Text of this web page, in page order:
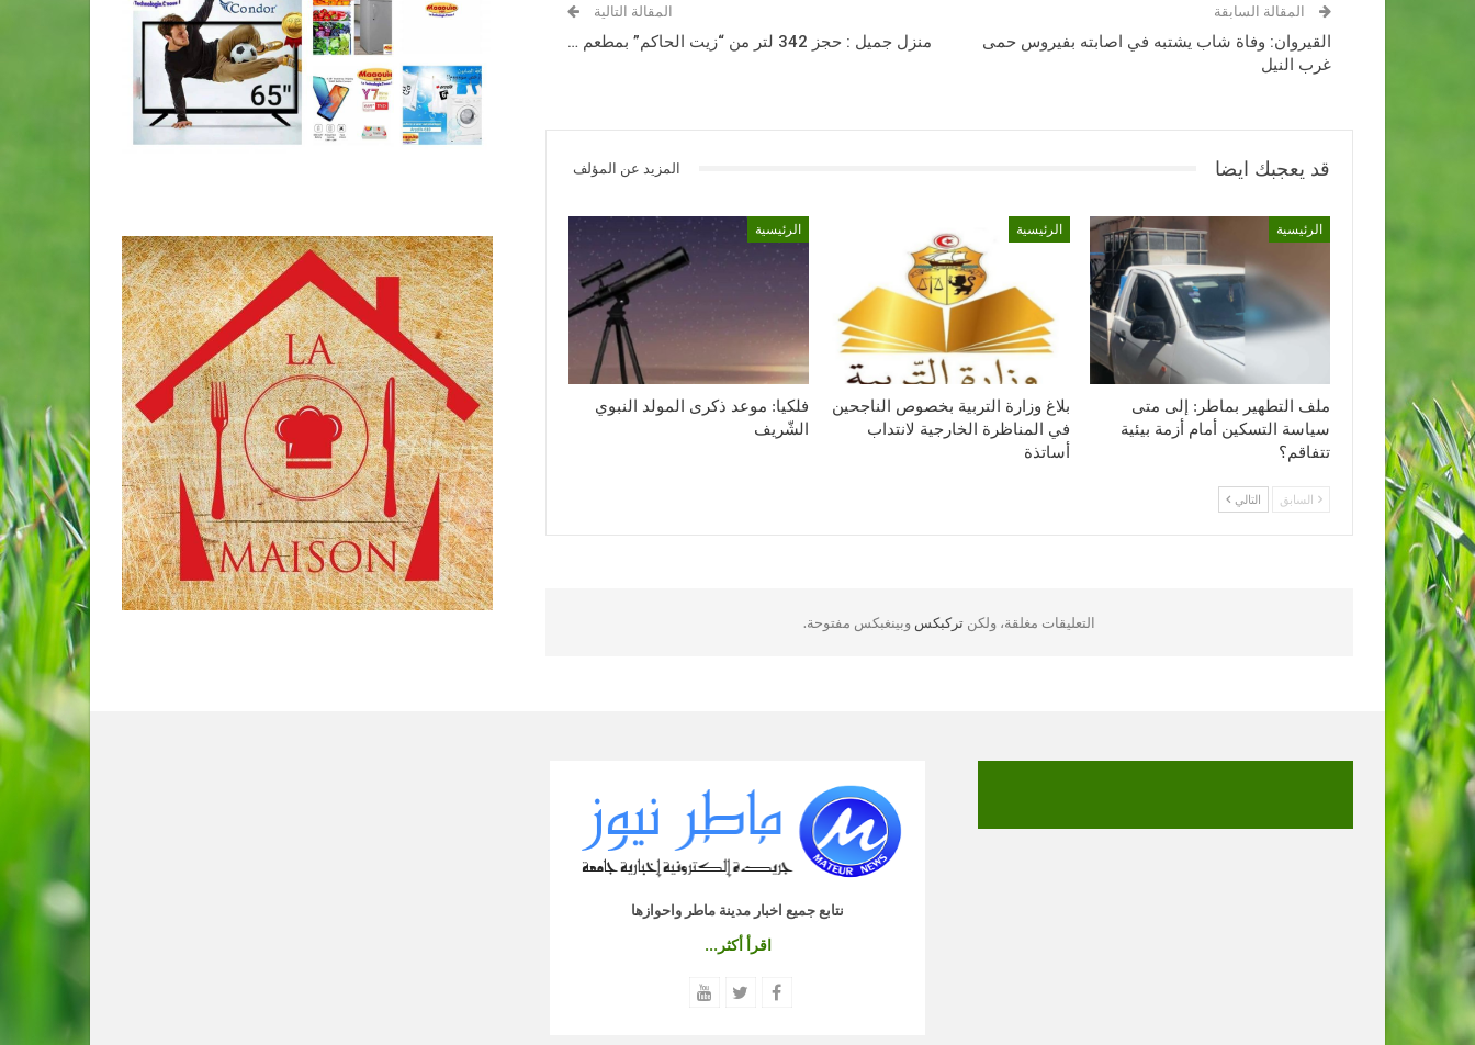
المقالة السابقة
القيروان: وفاة شاب يشتبه في اصابته بفيروس حمى
غرب النيل
المقالة التالية
منزل جميل : حجز 342 لتر من “زيت الحاكم” بمطعم …
قد يعجبك ايضا المزيد عن المؤلف
الرئيسية
ملف التطهير بماطر: إلى متى
سياسة التسكين أمام أزمة بيئية
تتفاقم؟
الرئيسية
بلاغ وزارة التربية بخصوص الناجحين
في المناظرة الخارجية لانتداب
أساتذة
الرئيسية
فلكيا: موعد ذكرى المولد النبوي
الشّريف
السابق التالي
التعليقات مغلقة، ولكن تركبكس وبينغبكس مفتوحة.
نتابع جميع اخبار مدينة ماطر واحوازها
اقرأ أكثر...